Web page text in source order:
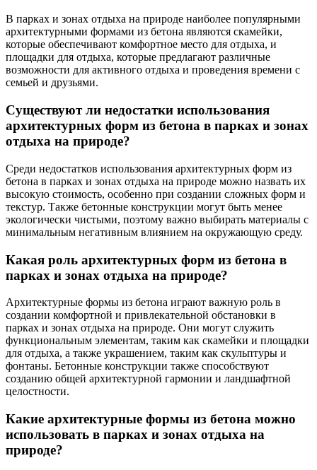
В парках и зонах отдыха на природе наиболее популярными
архитектурными формами из бетона являются скамейки,
которые обеспечивают комфортное место для отдыха, и
площадки для отдыха, которые предлагают различные
возможности для активного отдыха и проведения времени с
семьей и друзьями.
Существуют ли недостатки использования
архитектурных форм из бетона в парках и зонах
отдыха на природе?
Среди недостатков использования архитектурных форм из
бетона в парках и зонах отдыха на природе можно назвать их
высокую стоимость, особенно при создании сложных форм и
текстур. Также бетонные конструкции могут быть менее
экологически чистыми, поэтому важно выбирать материалы с
минимальным негативным влиянием на окружающую среду.
Какая роль архитектурных форм из бетона в
парках и зонах отдыха на природе?
Архитектурные формы из бетона играют важную роль в
создании комфортной и привлекательной обстановки в
парках и зонах отдыха на природе. Они могут служить
функциональным элементам, таким как скамейки и площадки
для отдыха, а также украшением, таким как скульптуры и
фонтаны. Бетонные конструкции также способствуют
созданию общей архитектурной гармонии и ландшафтной
целостности.
Какие архитектурные формы из бетона можно
использовать в парках и зонах отдыха на
природе?